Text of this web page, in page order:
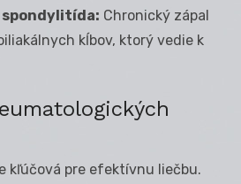
Chronický zápal
kĺbov, ktorý vedie k
kľúčová pre efektívnu liečbu.